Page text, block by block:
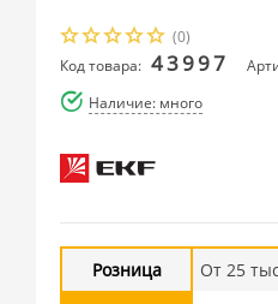
(0)
Код товара: 43997
Наличие: много
Розница
От 25